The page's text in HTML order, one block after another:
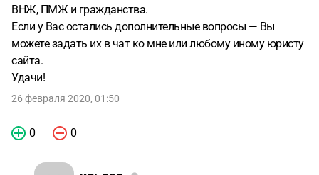
ВНЖ, ПМЖ и гражданства.
Если у Вас остались дополнительные вопросы — Вы
можете задать их в чат ко мне или любому иному юристу
сайта.
Удачи!
26 февраля 2020, 01:50
0 0